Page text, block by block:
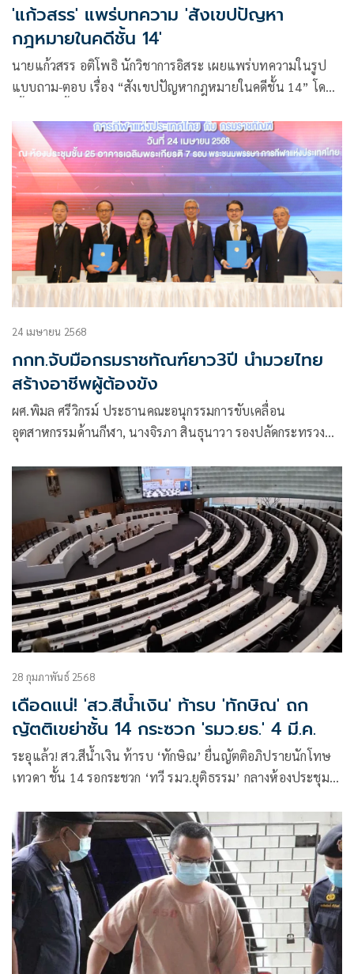
'แก้วสรร' แพร่บทความ 'สังเขปปัญหา
กฎหมายในคดีชั้น 14'
นายแก้วสรร อติโพธิ นักวิชาการอิสระ เผยแพร่บทความในรูป
แบบถาม-ตอบ เรื่อง “สังเขปปัญหากฎหมายในคดีชั้น 14” โดยมี
24 เมษายน 2568
กกท.จับมือกรมราชทัณฑ์ยาว3ปี นำมวยไทย
สร้างอาชีพผู้ต้องขัง
ผศ.พิมล ศรีวิกรม์ ประธานคณะอนุกรรมการขับเคลื่อน
อุตสาหกรรมด้านกีฬา, นางจิรภา สินธุนาวา รองปลัดกระทรวง
ดร.ก้องศักด ยอดมณี ผู้ว่าการการกีฬาแห่งประเทศไทย(กกท.),
นายชาญ วชิรเดช รองอธิบดีกรมราชทัณฑ์ ร่วมในพิธีลงนาม
บันทึกข้อตกลงความร่วมมือว่าด้วยความร่วมมือการ
สนับสนุน(MOU) ด้านกีฬาแก่ผู้ต้องขังในเรือนจำและทัณฑสถาน
“มวยไทยฟอร์ออล” ระหว่าง กกท. กับ กรมราชทัณฑ์ ที่อาคาร
เฉลิมพระเกียรติ 7 รอบ พระชนมพรรษา กกท.หัวหมาก เมื่อวันที่
24 เมษายน
28 กุมภาพันธ์ 2568
เดือดแน่! 'สว.สีน้ำเงิน' ท้ารบ 'ทักษิณ' ถก
ญัตติเขย่าชั้น 14 กระซวก 'รมว.ยธ.' 4 มี.ค.
ระอุแล้ว! สว.สีน้ำเงิน ท้ารบ ‘ทักษิณ’ ยื่นญัตติอภิปรายนักโทษ
เทวดา ชั้น 14 รอกระชวก ‘ทวี รมว.ยุติธรรม’ กลางห้องประชุม 4
เอาด้วย ศึกนี้จบไม่ง่าย